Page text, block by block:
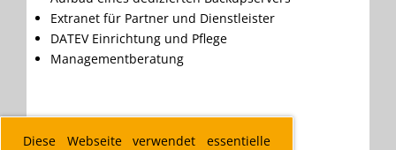
Extranet für Partner und Dienstleister
DATEV Einrichtung und Pflege
Managementberatung
Diese Webseite verwendet essentielle